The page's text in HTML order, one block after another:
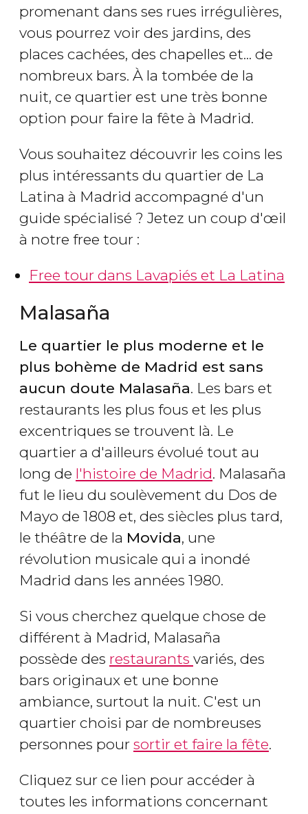
promenant dans ses rues irrégulières,
vous pourrez voir des jardins, des
places cachées, des chapelles et... de
nombreux bars. À la tombée de la
nuit, ce quartier est une très bonne
option pour faire la fête à Madrid.
Vous souhaitez découvrir les coins les
plus intéressants du quartier de La
Latina à Madrid accompagné d'un
guide spécialisé ? Jetez un coup d'œil
à notre free tour :
Free tour dans Lavapiés et La Latina
Malasaña
Le quartier le plus moderne et le
plus bohème de Madrid est sans
aucun doute Malasaña. Les bars et
restaurants les plus fous et les plus
excentriques se trouvent là. Le
quartier a d'ailleurs évolué tout au
long de l'histoire de Madrid. Malasaña
fut le lieu du soulèvement du Dos de
Mayo de 1808 et, des siècles plus tard,
le théâtre de la Movida, une
révolution musicale qui a inondé
Madrid dans les années 1980.
Si vous cherchez quelque chose de
différent à Madrid, Malasaña
possède des restaurants variés, des
bars originaux et une bonne
ambiance, surtout la nuit. C'est un
quartier choisi par de nombreuses
personnes pour sortir et faire la fête.
Cliquez sur ce lien pour accéder à
toutes les informations concernant